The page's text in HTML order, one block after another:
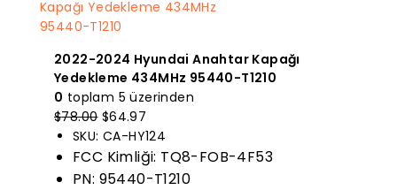
2022-2024 Hyundai Anahtar Kapağı
Yedekleme 434MHz 95440-T1210
0 toplam 5 üzerinden
$78.00 Orijinal
fiyatı:
$78.00.
$64.97
fiyat:
$64.97.
SKU: CA-HY124
FCC Kimliği: TQ8-FOB-4F53
PN: 95440-T1210